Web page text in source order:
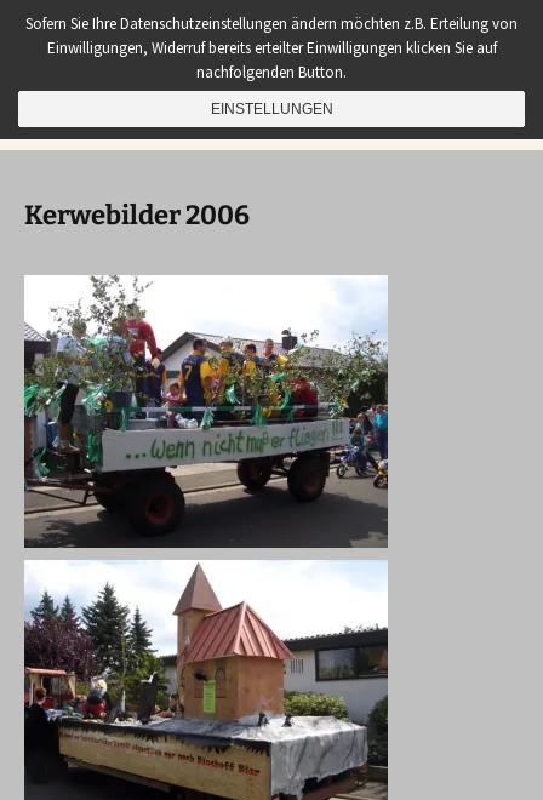
Zum
InhaltSembach Aktuell
Neues aus unserem Dorf
Menü
nach:
Kerwebilder 2006
Sofern Sie Ihre Datenschutzeinstellungen ändern möchten z.B. Erteilung von
Einwilligungen, Widerruf bereits erteilter Einwilligungen klicken Sie auf
nachfolgenden Button.
EINSTELLUNGEN